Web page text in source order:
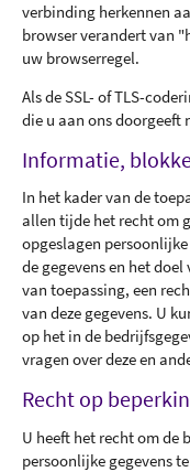
verbinding herkennen
browser verandert van
uw browserregel.
Als de SSL- of TLS-
die u aan ons doorgeeft
Informatie,
In het kader van de
allen tijde het recht om
opgeslagen
de gegevens en het
van toepassing, een
van deze gegevens. U
op het in de
vragen over deze en
Recht op
U heeft het recht om de
persoonlijke gegevens